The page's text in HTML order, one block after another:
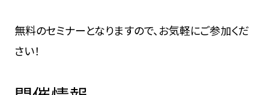
無料のセミナーとなりますので、お気軽にご参加くだ
さい！